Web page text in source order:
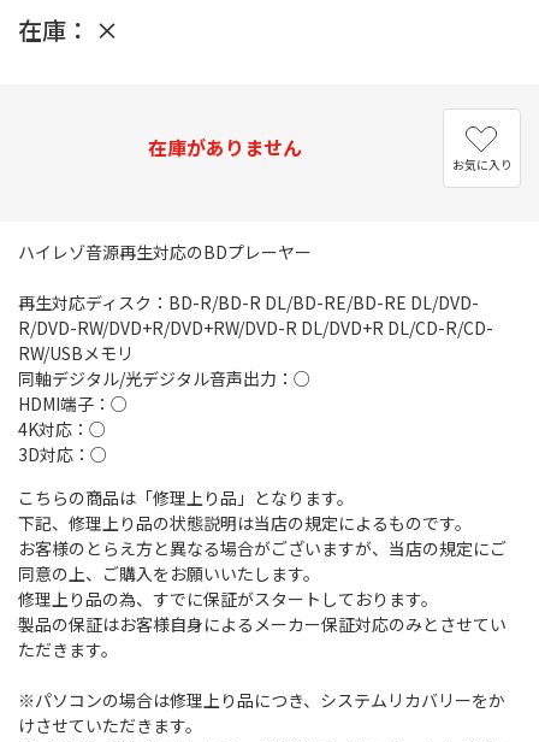
在庫： ×
在庫がありません
お気に入り
ハイレゾ音源再生対応のBDプレーヤー
再生対応ディスク：BD-R/BD-R DL/BD-RE/BD-RE DL/DVD-
R/DVD-RW/DVD+R/DVD+RW/DVD-R DL/DVD+R DL/CD-R/CD-
RW/USBメモリ
同軸デジタル/光デジタル音声出力：○
HDMI端子：○
4K対応：○
3D対応：○
こちらの商品は「修理上り品」となります。
下記、修理上り品の状態説明は当店の規定によるものです。
お客様のとらえ方と異なる場合がございますが、当店の規定にご
同意の上、ご購入をお願いいたします。
修理上り品の為、すでに保証がスタートしております。
製品の保証はお客様自身によるメーカー保証対応のみとさせてい
ただきます。
※パソコンの場合は修理上り品につき、システムリカバリーをか
けさせていただきます。